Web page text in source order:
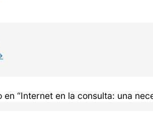
en “Internet en la consulta: una